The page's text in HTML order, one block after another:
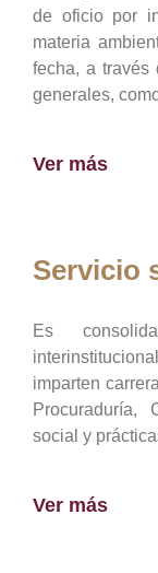
de oficio por
materia
fecha, a través
generales,
Ver más
Servicio
Es
imparten
Procuraduría,
social y
Ver más